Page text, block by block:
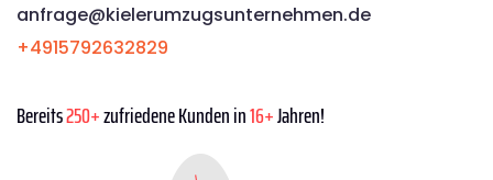
anfrage@kielerumzugsunternehmen.de
+4915792632829
Bereits250+zufriedene Kunden in16+Jahren!